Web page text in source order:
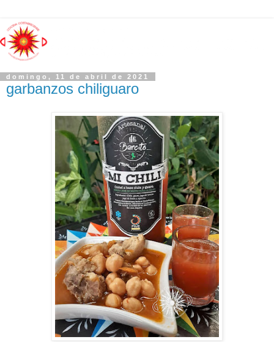
domingo, 11 de abril de 2021
garbanzos chiliguaro